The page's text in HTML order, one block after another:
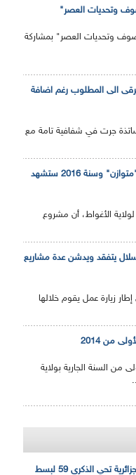
وتحديات العصر"
وتحديات العصر" بمشاركة
الى المطلوب رغم اضافة
جرت في شفافية تامة مع
سلال يؤكد من الاغواط : " مشروع تعديل الدستور "متوافق" و"متوازن" وسنة 2016 ستشهد
لولاية الأغواط، أن مشروع
سلال يتفقد ويدشن عدة مشاريع
زيارة عمل يقوم خلالها
من السنة الجارية بولاية
الإذاعة الجزائرية تحي الذكرى 59 لبسط